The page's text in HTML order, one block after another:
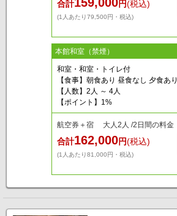
合計 円(税込)
(1人あたり79,500円・税込)
本館和室（禁煙）
和室・和室・トイレ付
【食事】朝食あり 昼食なし 夕食あり
【人数】2人 ～ 4人
【ポイント】1%
航空券＋宿 大人2人 /2日間の料金
合計162,000円(税込)
(1人あたり81,000円・税込)